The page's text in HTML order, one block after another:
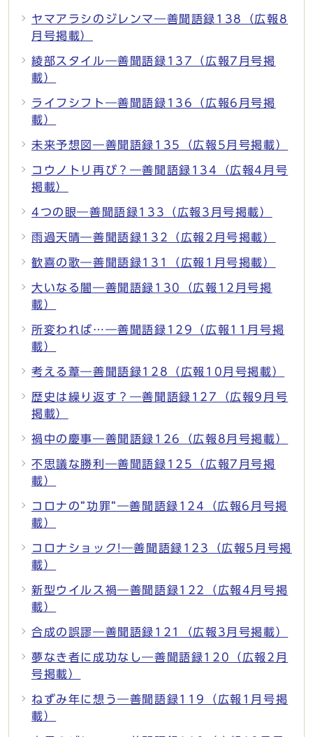
ヤマアラシのジレンマ―善聞語録138（広報8
月号掲載）
綾部スタイル―善聞語録137（広報7月号掲
載）
ライフシフト―善聞語録136（広報6月号掲
載）
未来予想図―善聞語録135（広報5月号掲載）
コウノトリ再び？―善聞語録134（広報4月号
掲載）
4つの眼―善聞語録133（広報3月号掲載）
雨過天晴―善聞語録132（広報2月号掲載）
歓喜の歌―善聞語録131（広報1月号掲載）
大いなる闇―善聞語録130（広報12月号掲
載）
所変われば…―善聞語録129（広報11月号掲
載）
考える葦―善聞語録128（広報10月号掲載）
歴史は繰り返す？―善聞語録127（広報9月号
掲載）
禍中の慶事―善聞語録126（広報8月号掲載）
不思議な勝利―善聞語録125（広報7月号掲
載）
コロナの”功罪”―善聞語録124（広報6月号掲
載）
コロナショック!―善聞語録123（広報5月号掲
載）
新型ウイルス禍―善聞語録122（広報4月号掲
載）
合成の誤謬―善聞語録121（広報3月号掲載）
夢なき者に成功なし―善聞語録120（広報2月
号掲載）
ねずみ年に想う―善聞語録119（広報1月号掲
載）